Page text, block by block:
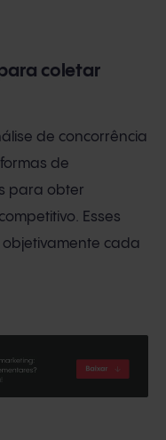
coletar
de concorrência
de
para obter
Esses
cada